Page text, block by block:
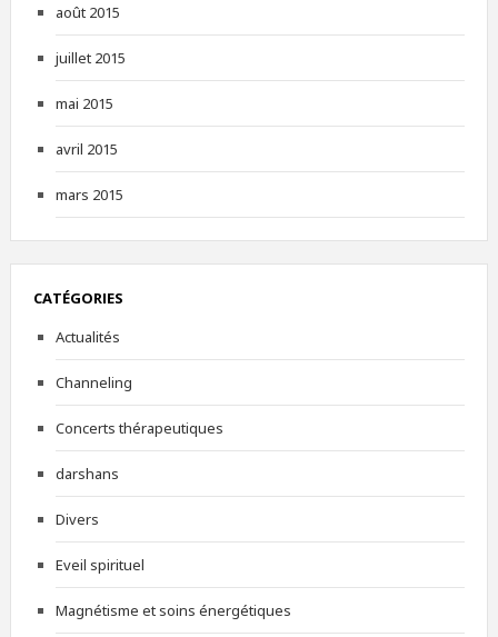
août 2015
juillet 2015
mai 2015
avril 2015
mars 2015
CATÉGORIES
Actualités
Channeling
Concerts thérapeutiques
darshans
Divers
Eveil spirituel
Magnétisme et soins énergétiques